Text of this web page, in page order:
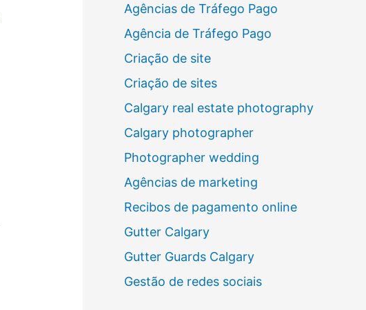
Agências de Tráfego Pago
Agência de Tráfego Pago
Criação de site
Criação de sites
Calgary real estate photography
Calgary photographer
Photographer wedding
Agências de marketing
Recibos de pagamento online
Gutter Calgary
Gutter Guards Calgary
Gestão de redes sociais